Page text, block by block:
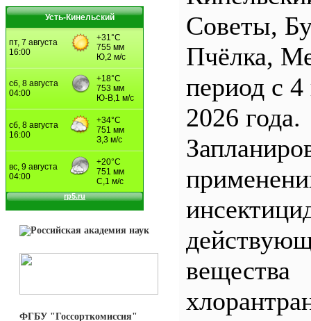
Усть-Кинельский
ФГБУ "Госсорткомиссия"
Советы,
Пчёлка,
период с 4
2026 года.
вещества